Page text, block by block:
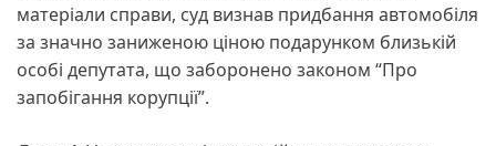
матеріали справи, суд визнав придбання автомобіля
за значно заниженою ціною подарунком близькій
особі депутата, що заборонено законом “Про
запобігання корупції”.